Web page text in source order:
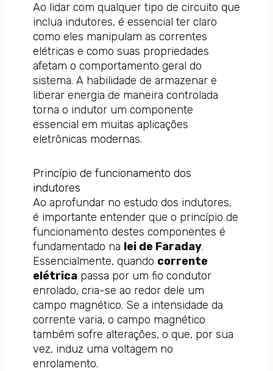
Ao lidar com qualquer tipo de circuito que
inclua indutores, é essencial ter claro
como eles manipulam as correntes
elétricas e como suas propriedades
afetam o comportamento geral do
sistema. A habilidade de armazenar e
liberar energia de maneira controlada
torna o indutor um componente
essencial em muitas aplicações
eletrônicas modernas.
Princípio de funcionamento dos
indutores
Ao aprofundar no estudo dos indutores,
é importante entender que o princípio de
funcionamento destes componentes é
fundamentado na lei de Faraday.
Essencialmente, quando corrente
elétricapassa por um fio condutor
enrolado, cria-se ao redor dele um
campo magnético. Se a intensidade da
corrente varia, o campo magnético
também sofre alterações, o que, por sua
vez, induz uma voltagem no
enrolamento.